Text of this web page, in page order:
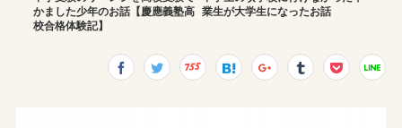
かました少年のお話【慶應義塾高
校合格体験記】
業生が大学生になったお話